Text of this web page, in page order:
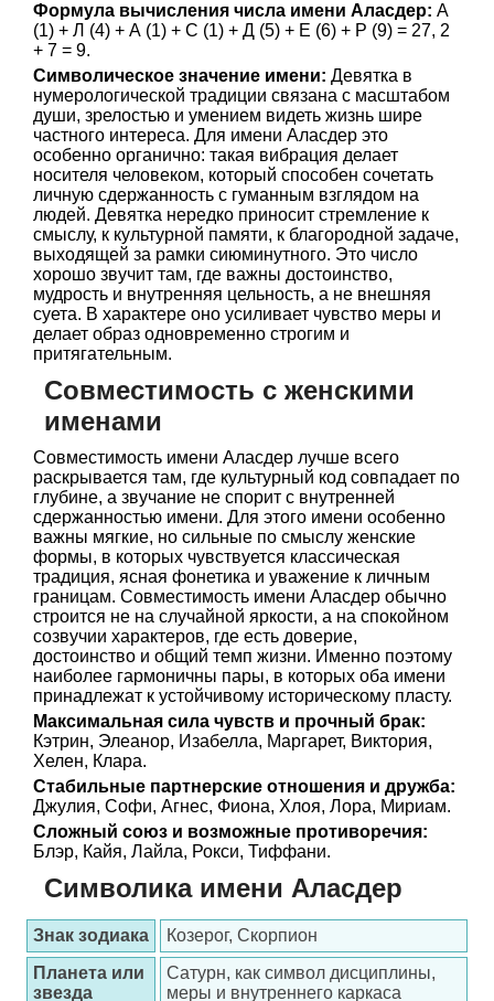
Формула вычисления числа имени Аласдер: А
(1) + Л (4) + А (1) + С (1) + Д (5) + Е (6) + Р (9) = 27, 2
+ 7 = 9.
Символическое значение имени: Девятка в
нумерологической традиции связана с масштабом
души, зрелостью и умением видеть жизнь шире
частного интереса. Для имени Аласдер это
особенно органично: такая вибрация делает
носителя человеком, который способен сочетать
личную сдержанность с гуманным взглядом на
людей. Девятка нередко приносит стремление к
смыслу, к культурной памяти, к благородной задаче,
выходящей за рамки сиюминутного. Это число
хорошо звучит там, где важны достоинство,
мудрость и внутренняя цельность, а не внешняя
суета. В характере оно усиливает чувство меры и
делает образ одновременно строгим и
притягательным.
Совместимость с женскими
именами
Совместимость имени Аласдер лучше всего
раскрывается там, где культурный код совпадает по
глубине, а звучание не спорит с внутренней
сдержанностью имени. Для этого имени особенно
важны мягкие, но сильные по смыслу женские
формы, в которых чувствуется классическая
традиция, ясная фонетика и уважение к личным
границам. Совместимость имени Аласдер обычно
строится не на случайной яркости, а на спокойном
созвучии характеров, где есть доверие,
достоинство и общий темп жизни. Именно поэтому
наиболее гармоничны пары, в которых оба имени
принадлежат к устойчивому историческому пласту.
Максимальная сила чувств и прочный брак:
Кэтрин, Элеанор, Изабелла, Маргарет, Виктория,
Хелен, Клара.
Стабильные партнерские отношения и дружба:
Джулия, Софи, Агнес, Фиона, Хлоя, Лора, Мириам.
Сложный союз и возможные противоречия:
Блэр, Кайя, Лайла, Рокси, Тиффани.
Символика имени Аласдер
Знак зодиака
Козерог, Скорпион
Планета или
звезда
Сатурн, как символ дисциплины,
меры и внутреннего каркаса